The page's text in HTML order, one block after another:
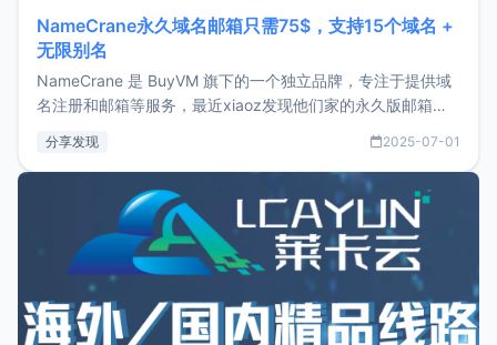
NameCrane永久域名邮箱只需75$，支持15个域名 +
无限别名
NameCrane 是 BuyVM 旗下的一个独立品牌，专注于提供域
名注册和邮箱等服务，最近xiaoz发现他们家的永久版邮箱服
又实惠的域名邮箱，不妨尝试一下 NameCrane。注册
NameCraneNameCrane不支持直接注册，必须要购买
分享发现 2025-07-01